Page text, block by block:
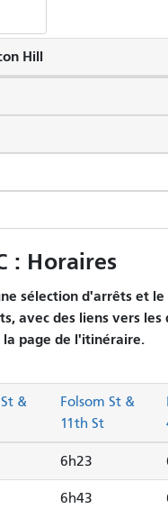
Hill
: Horaires
sélection d'arrêts et
avec des liens vers
la page de l'itinéraire.
&
Folsom St &
11th St
6h23
6h43